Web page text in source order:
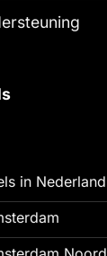
in Nederland